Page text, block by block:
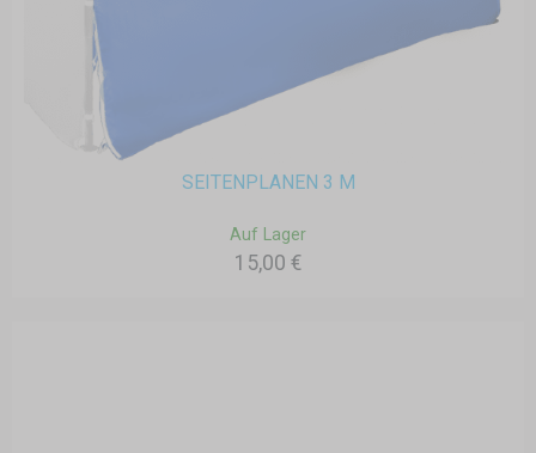
SEITENPLANEN 3 M
Auf Lager
15,00 €